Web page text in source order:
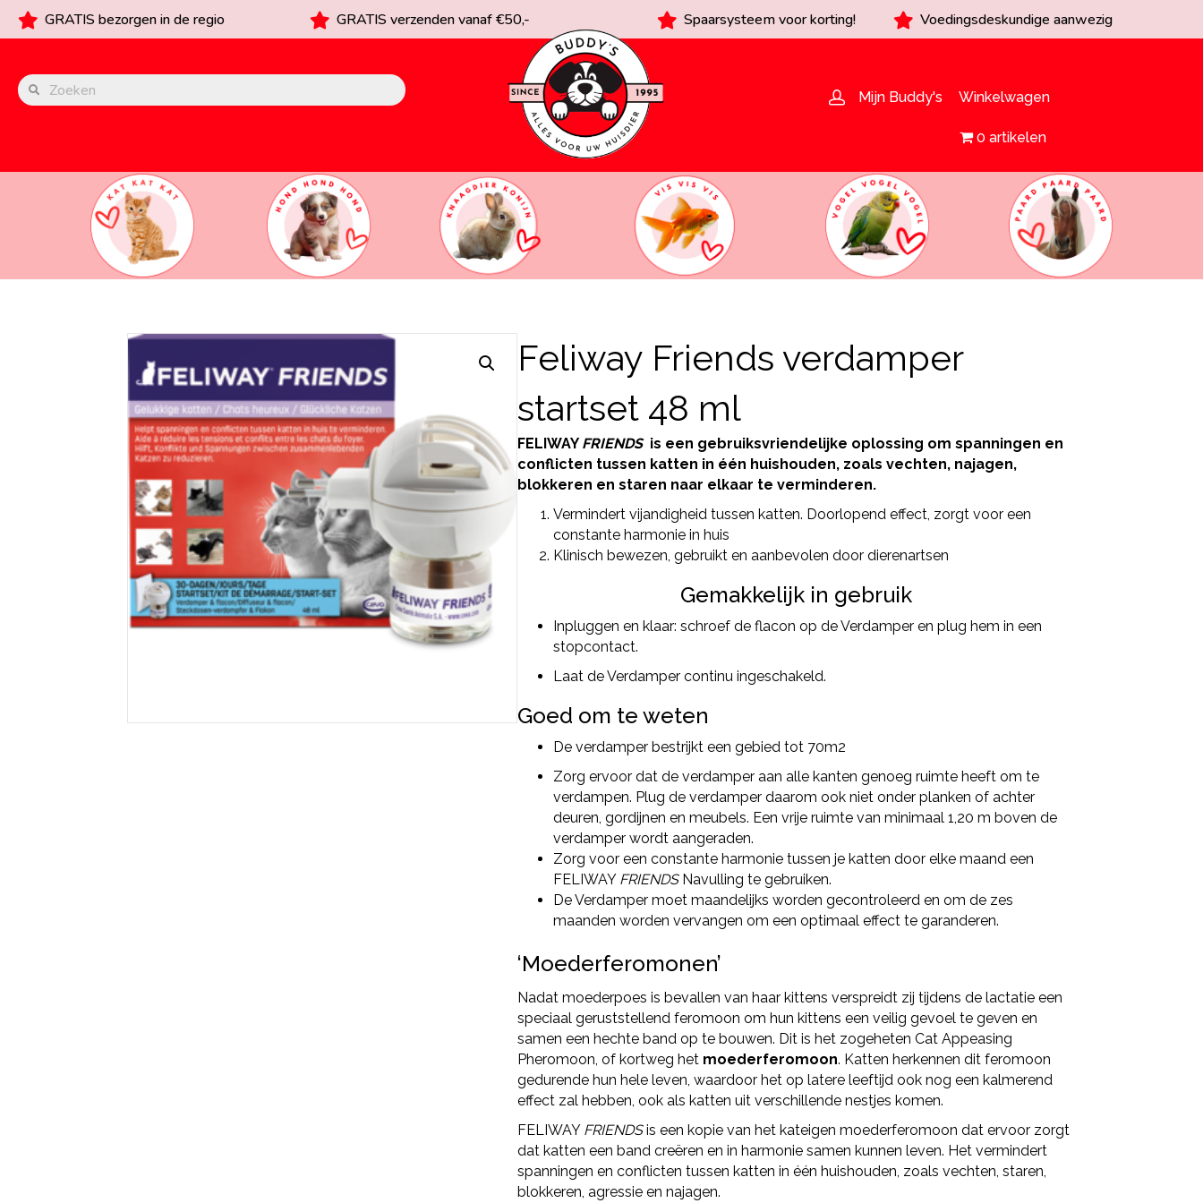
GRATIS bezorgen in de regio GRATIS verzenden vanaf €50,- Spaarsysteem voor korting! Voedingsdeskundige aanwezig
Mijn Buddy's Winkelwagen
0 artikelen
Feliway Friends verdamper
startset 48 ml
FELIWAY FRIENDSis een gebruiksvriendelijke oplossing om spanningen en
conflicten tussen katten in één huishouden, zoals vechten, najagen,
blokkeren en staren naar elkaar te verminderen.
Vermindert vijandigheid tussen katten. Doorlopend effect, zorgt voor een
constante harmonie in huis
Klinisch bewezen, gebruikt en aanbevolen door dierenartsen
Gemakkelijk in gebruik
Inpluggen en klaar: schroef de flacon op de Verdamper en plug hem in een
stopcontact.
Laat de Verdamper continu ingeschakeld.
Goed om te weten
De verdamper bestrijkt een gebied tot 70m2
Zorg ervoor dat de verdamper aan alle kanten genoeg ruimte heeft om te
verdampen. Plug de verdamper daarom ook niet onder planken of achter
deuren, gordijnen en meubels. Een vrije ruimte van minimaal 1,20 m boven de
verdamper wordt aangeraden.
Zorg voor een constante harmonie tussen je katten door elke maand een
FELIWAY FRIENDSNavulling te gebruiken.
De Verdamper moet maandelijks worden gecontroleerd en om de zes
maanden worden vervangen om een optimaal effect te garanderen.
‘Moederferomonen’
Nadat moederpoes is bevallen van haar kittens verspreidt zij tijdens de lactatie een
speciaal geruststellend feromoon om hun kittens een veilig gevoel te geven en
samen een hechte band op te bouwen. Dit is het zogeheten Cat Appeasing
Pheromoon, of kortweg het moederferomoon. Katten herkennen dit feromoon
gedurende hun hele leven, waardoor het op latere leeftijd ook nog een kalmerend
effect zal hebben, ook als katten uit verschillende nestjes komen.
FELIWAY FRIENDSis een kopie van het kateigen moederferomoon dat ervoor zorgt
dat katten een band creëren en in harmonie samen kunnen leven. Het vermindert
spanningen en conflicten tussen katten in één huishouden, zoals vechten, staren,
blokkeren, agressie en najagen.